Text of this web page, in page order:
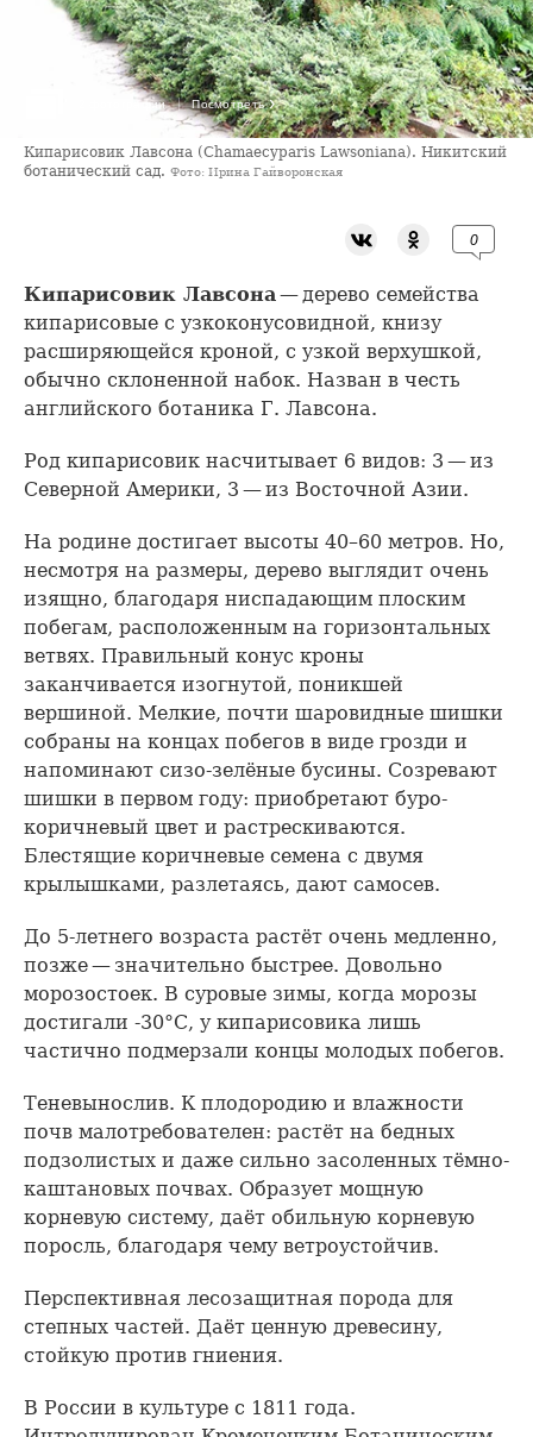
2 фотографии Посмотреть ›
Кипарисовик Лавсона (Chamaecyparis Lawsoniana). Никитский
ботанический сад. Фото: Ирина Гайворонская
0
Кипарисовик Лавсона— дерево семейства
кипарисовые с узкоконусовидной, книзу
расширяющейся кроной, с узкой верхушкой,
обычно склоненной набок. Назван в честь
английского ботаника Г. Лавсона.
Род кипарисовик насчитывает 6 видов: 3 — из
Северной Америки, 3 — из Восточной Азии.
На родине достигает высоты 40–60 метров. Но,
несмотря на размеры, дерево выглядит очень
изящно, благодаря ниспадающим плоским
побегам, расположенным на горизонтальных
ветвях. Правильный конус кроны
заканчивается изогнутой, поникшей
вершиной. Мелкие, почти шаровидные шишки
собраны на концах побегов в виде грозди и
напоминают сизо-зелёные бусины. Созревают
шишки в первом году: приобретают буро-
коричневый цвет и растрескиваются.
Блестящие коричневые семена с двумя
крылышками, разлетаясь, дают самосев.
До 5-летнего возраста растёт очень медленно,
позже — значительно быстрее. Довольно
морозостоек. В суровые зимы, когда морозы
достигали -30°С, у кипарисовика лишь
частично подмерзали концы молодых побегов.
Теневынослив. К плодородию и влажности
почв малотребователен: растёт на бедных
подзолистых и даже сильно засоленных тёмно-
каштановых почвах. Образует мощную
корневую систему, даёт обильную корневую
поросль, благодаря чему ветроустойчив.
Перспективная лесозащитная порода для
степных частей. Даёт ценную древесину,
стойкую против гниения.
В России в культуре с 1811 года.